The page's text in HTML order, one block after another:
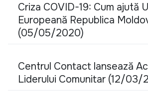
Criza COVID-19: Cum ajută
Europeană Republica
(05/05/2020)
Centrul Contact lansează
Liderului Comunitar (12/03/